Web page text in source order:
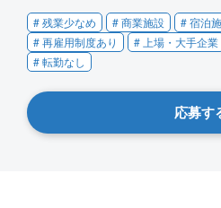
# 残業少なめ # 商業施設 # 宿泊
# 再雇用制度あり
# 上場・大手企業
# 転勤なし
応募す